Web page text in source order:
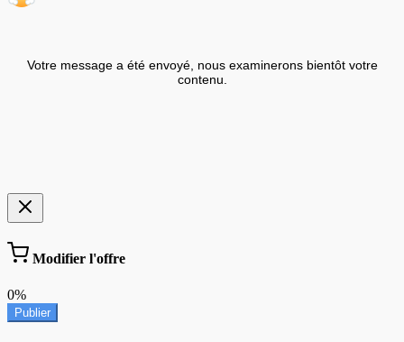
Votre message a été envoyé, nous examinerons bientôt votre
contenu.
Modifier l'offre
0%
Publier